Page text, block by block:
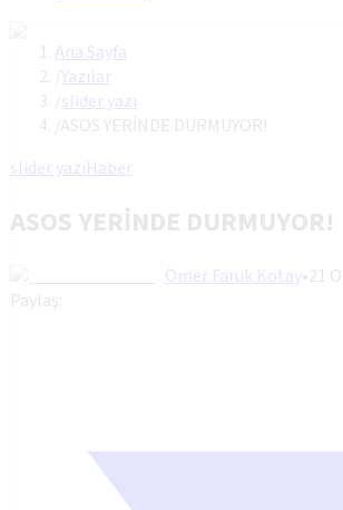
Ana Sayfa
Yazılar
slider yazı
ASOS YERİNDE DURMUYOR!
slider yazıHaber
ASOS YERİNDE DURMUYOR!
Ömer Faruk Kotay•21
Paylaş: